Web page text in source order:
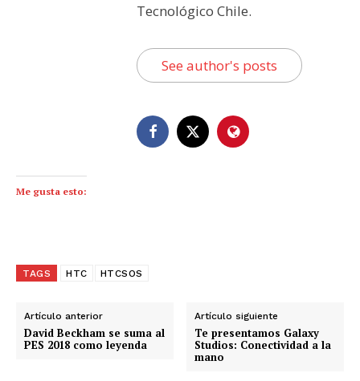
Tecnológico Chile.
See author's posts
Me gusta esto:
TAGS HTC HTCSOS
Artículo anterior
David Beckham se suma al
PES 2018 como leyenda
Artículo siguiente
Te presentamos Galaxy
Studios: Conectividad a la
mano